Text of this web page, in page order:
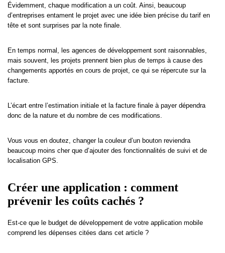
Évidemment, chaque modification a un coût. Ainsi, beaucoup
d’entreprises entament le projet avec une idée bien précise du tarif en
tête et sont surprises par la note finale.
En temps normal, les agences de développement sont raisonnables,
mais souvent, les projets prennent bien plus de temps à cause des
changements apportés en cours de projet, ce qui se répercute sur la
facture.
L’écart entre l’estimation initiale et la facture finale à payer dépendra
donc de la nature et du nombre de ces modifications.
Vous vous en doutez, changer la couleur d’un bouton reviendra
beaucoup moins cher que d’ajouter des fonctionnalités de suivi et de
localisation GPS.
Créer une application : comment
prévenir les coûts cachés ?
Est-ce que le budget de développement de votre application mobile
comprend les dépenses citées dans cet article ?